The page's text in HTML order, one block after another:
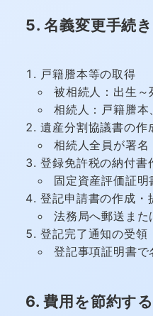
5. 名義変更手続
戸籍謄本等の取得
被相続人：出生
相続人：戸籍謄本
遺産分割協議書の作
相続人全員が署名
登録免許税の納付書
固定資産評価証
登記申請書の作成・
法務局へ郵送また
登記完了通知の受領
登記事項証明書
6. 費用を節約す